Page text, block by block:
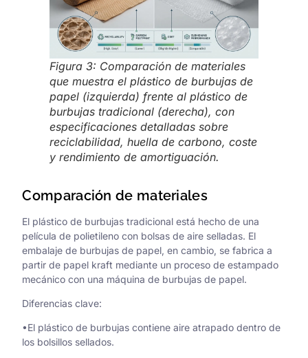
Figura 3: Comparación de materiales
que muestra el plástico de burbujas de
papel (izquierda) frente al plástico de
burbujas tradicional (derecha), con
especificaciones detalladas sobre
reciclabilidad, huella de carbono, coste
y rendimiento de amortiguación.
Comparación de materiales
El plástico de burbujas tradicional está hecho de una
película de polietileno con bolsas de aire selladas. El
embalaje de burbujas de papel, en cambio, se fabrica a
partir de papel kraft mediante un proceso de estampado
mecánico con una máquina de burbujas de papel.
Diferencias clave:
•El plástico de burbujas contiene aire atrapado dentro de
los bolsillos sellados.